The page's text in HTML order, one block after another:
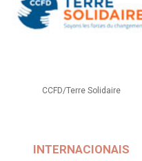
CCFD/Terre Solidaire
INTERNACIONAIS